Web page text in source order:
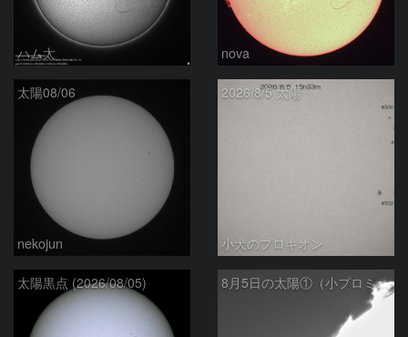
ハム太 nova
太陽08/06
nekojun
2026/8/5 太陽
小犬のプロキオン
太陽黒点 (2026/08/05) 8月5日の太陽①（小プロミネン噴出 ）